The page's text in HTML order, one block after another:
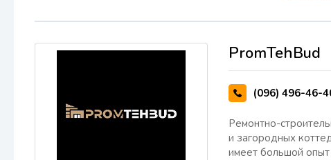
PromTehBud
(096) 496-46-
Ремонтно-
и загородных
имеет большой